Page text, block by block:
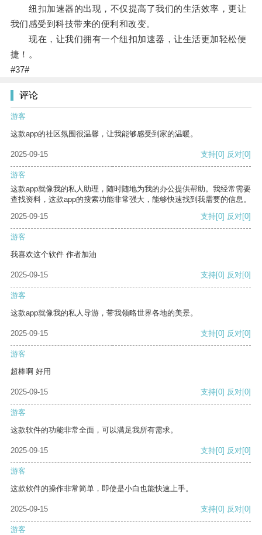
纽扣加速器的出现，不仅提高了我们的生活效率，更让
我们感受到科技带来的便利和改变。
现在，让我们拥有一个纽扣加速器，让生活更加轻松便
捷！。
#37#
评论
游客
这款app的社区氛围很温馨，让我能够感受到家的温暖。
2025-09-15 支持[0] 反对[0]
游客
这款app就像我的私人助理，随时随地为我的办公提供帮助。我经常需要
查找资料，这款app的搜索功能非常强大，能够快速找到我需要的信息。
2025-09-15
支持[0] 反对[0]
游客
我喜欢这个软件 作者加油
2025-09-15 支持[0] 反对[0]
游客
这款app就像我的私人导游，带我领略世界各地的美景。
2025-09-15 支持[0] 反对[0]
游客
超棒啊 好用
2025-09-15 支持[0] 反对[0]
游客
这款软件的功能非常全面，可以满足我所有需求。
2025-09-15 支持[0] 反对[0]
游客
这款软件的操作非常简单，即使是小白也能快速上手。
2025-09-15 支持[0] 反对[0]
游客